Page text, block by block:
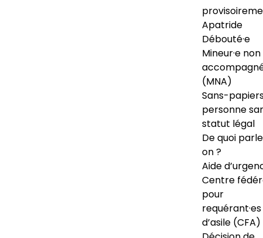
Apatride
Débouté·e
Mineur·e non
(MNA)
Sans-
personne
statut légal
De quoi
on ?
Aide
Centre
pour
requérant·es
d’asile (CFA)